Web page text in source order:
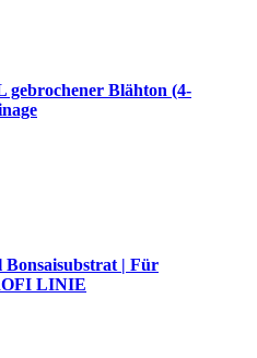
Blähton (4-
Bonsaisubstrat | Für
LINIE